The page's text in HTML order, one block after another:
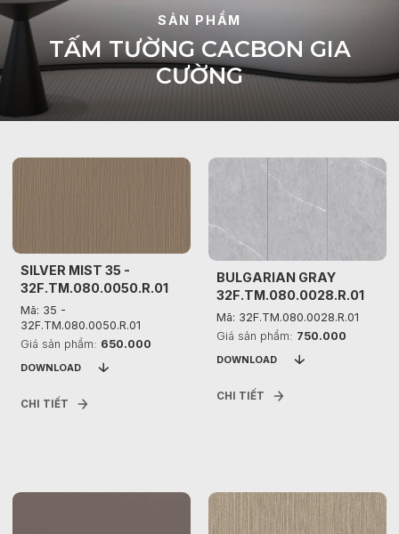
SẢN PHẨM
TẤM TƯỜNG CACBON GIA
CƯỜNG
SILVER MIST 35 -
32F.TM.080.0050.R.01
Mã: 35 -
32F.TM.080.0050.R.01
Giá sản phẩm: 650.000
DOWNLOAD
CHI TIẾT
BULGARIAN GRAY
32F.TM.080.0028.R.01
Mã: 32F.TM.080.0028.R.01
Giá sản phẩm: 750.000
DOWNLOAD
CHI TIẾT